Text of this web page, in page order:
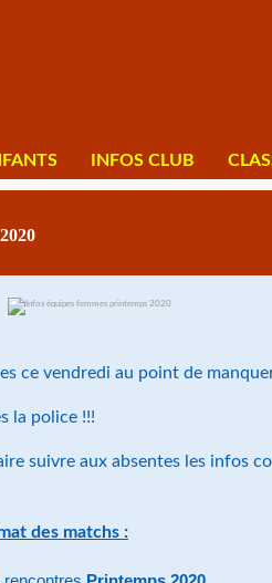
INFOS CLUB
ce vendredi au point de
la police !!!
suivre aux absentes les infos
des matchs :